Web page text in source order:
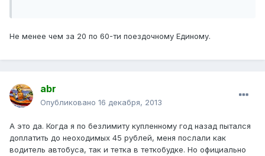
Не менее чем за 20 по 60-ти поездочному Единому.
abr
Опубликовано 16 декабря, 2013
А это да. Когда я по безлимиту купленному год назад пытался
доплатить до неоходимых 45 рублей, меня послали как
водитель автобуса, так и тетка в теткобудке. Но официально